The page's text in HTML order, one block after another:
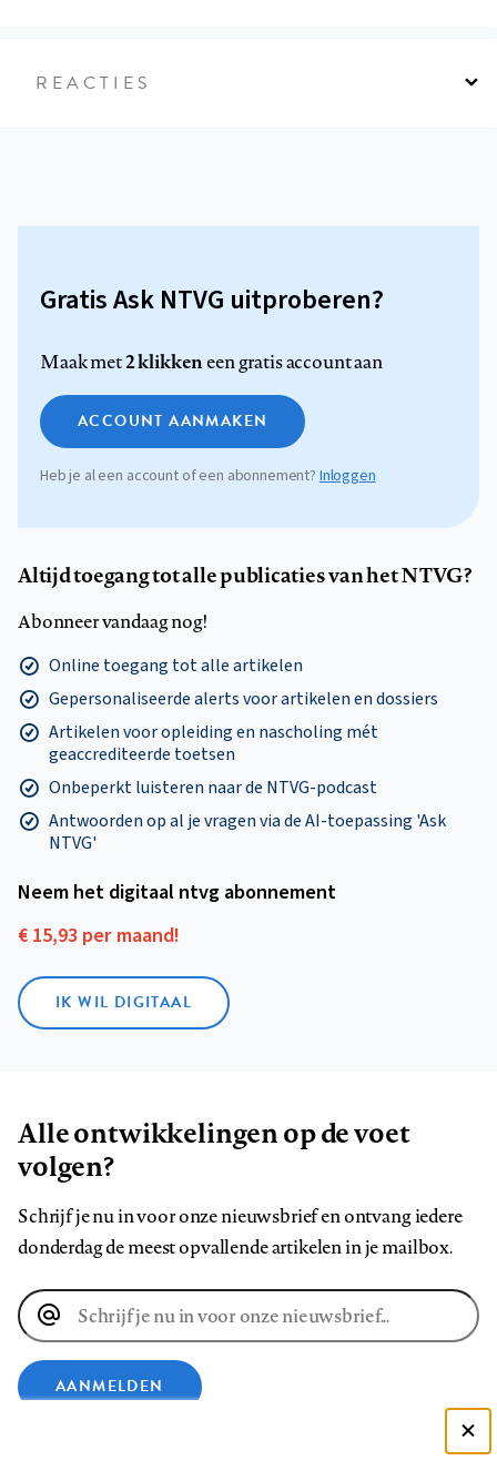
REACTIES
Gratis Ask NTVG uitproberen?
Maak met2 klikkeneen gratis account aan
ACCOUNT AANMAKEN
Heb je al een account of een abonnement?Inloggen
Altijd toegang tot alle publicaties van het NTVG?
Abonneer vandaag nog!
Online toegang tot alle artikelen
Gepersonaliseerde alerts voor artikelen en dossiers
Artikelen voor opleiding en nascholing mét
geaccrediteerde toetsen
Onbeperkt luisteren naar de NTVG-podcast
Antwoorden op al je vragen via de AI-toepassing 'Ask
NTVG'
Neem het digitaal ntvg abonnement
€ 15,93 per maand!
IK WIL DIGITAAL
Alle ontwikkelingen op de voet
volgen?
Schrijf je nu in voor onze nieuwsbrief en ontvang iedere
donderdag de meest opvallende artikelen in je mailbox.
E-
mailadres
AANMELDEN